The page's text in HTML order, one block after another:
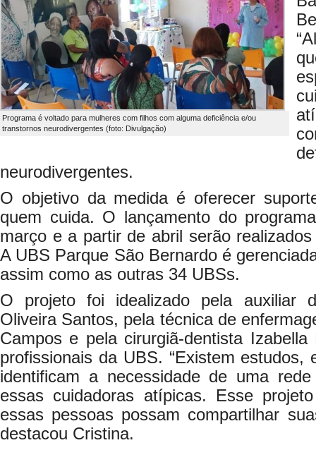
Programa é voltado para mulheres com filhos com alguma deficiência e/ou
transtornos neurodivergentes (foto: Divulgação)
neurodivergentes.
O objetivo da medida é oferecer
quem cuida. O lançamento do
março e a partir de abril serão
A UBS Parque São Bernardo é
assim como as outras 34 UBSs.
O projeto foi idealizado pela auxiliar
Oliveira Santos, pela técnica de
Campos e pela cirurgiã-dentista
profissionais da UBS. “Existem estudos,
identificam a necessidade de uma
essas cuidadoras atípicas. Esse
essas pessoas possam compartilhar
destacou Cristina.